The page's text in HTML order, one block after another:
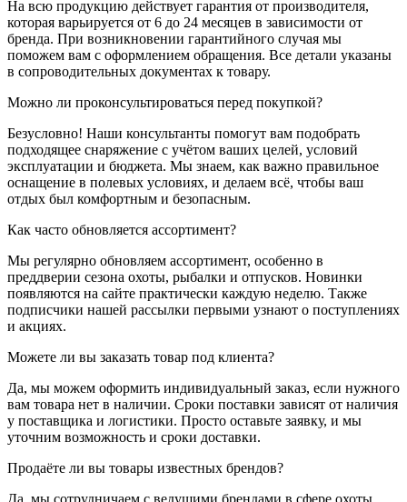
На всю продукцию действует гарантия от производителя,
которая варьируется от 6 до 24 месяцев в зависимости от
бренда. При возникновении гарантийного случая мы
поможем вам с оформлением обращения. Все детали указаны
в сопроводительных документах к товару.
Можно ли проконсультироваться перед покупкой?
Безусловно! Наши консультанты помогут вам подобрать
подходящее снаряжение с учётом ваших целей, условий
эксплуатации и бюджета. Мы знаем, как важно правильное
оснащение в полевых условиях, и делаем всё, чтобы ваш
отдых был комфортным и безопасным.
Как часто обновляется ассортимент?
Мы регулярно обновляем ассортимент, особенно в
преддверии сезона охоты, рыбалки и отпусков. Новинки
появляются на сайте практически каждую неделю. Также
подписчики нашей рассылки первыми узнают о поступлениях
и акциях.
Можете ли вы заказать товар под клиента?
Да, мы можем оформить индивидуальный заказ, если нужного
вам товара нет в наличии. Сроки поставки зависят от наличия
у поставщика и логистики. Просто оставьте заявку, и мы
уточним возможность и сроки доставки.
Продаёте ли вы товары известных брендов?
Да, мы сотрудничаем с ведущими брендами в сфере охоты,